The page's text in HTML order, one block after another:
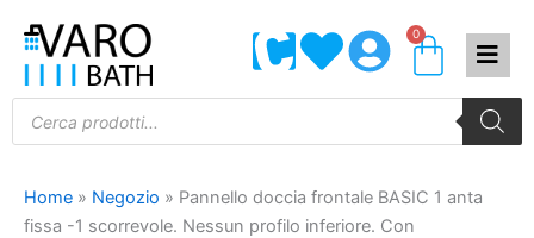
contenuto
0
Products
search
Home » Negozio » Pannello doccia frontale BASIC 1 anta
fissa -1 scorrevole. Nessun profilo inferiore. Con